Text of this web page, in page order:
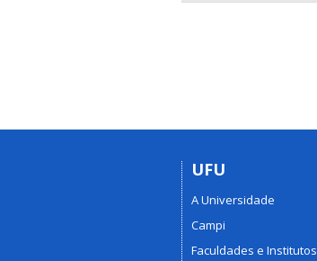
UFU
A Universidade
Campi
Faculdades e Institutos